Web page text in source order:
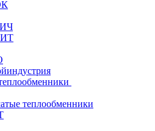
теплообменники